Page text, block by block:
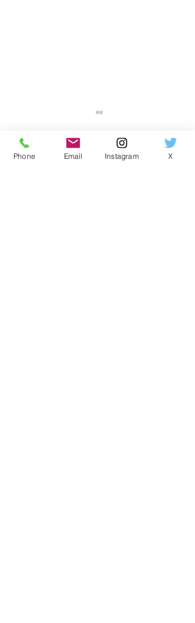
コメント 0.0 / 5（0）
Phone Email Instagram X